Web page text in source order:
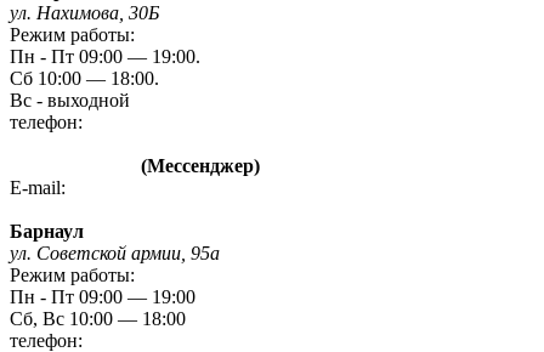
ул. Нахимова, 30Б
Режим работы:
Пн - Пт 09:00 — 19:00.
Сб 10:00 — 18:00.
Вс - выходной
телефон:
(Мессенджер)
E-mail:
Барнаул
ул. Советской армии, 95а
Режим работы:
Пн - Пт 09:00 — 19:00
Сб, Вс 10:00 — 18:00
телефон: